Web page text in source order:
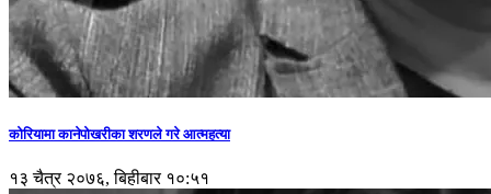
कोरियामा कानेपोखरीका शरणले गरे आत्महत्या
१३ चैत्र २०७६, बिहीबार १०:५१